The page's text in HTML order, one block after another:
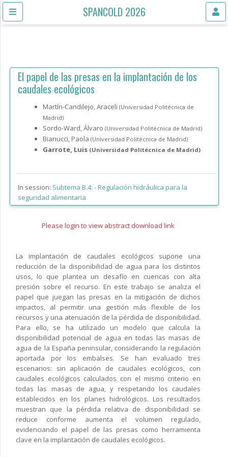
SPANCOLD 2026
El papel de las presas en la implantación de los
caudales ecológicos
Martín-Candilejo, Araceli (Universidad Politécnica de
Madrid)
Sordo-Ward, Álvaro (Universidad Politécnica de Madrid)
Bianucci, Paola (Universidad Politécnica de Madrid)
Garrote, Luis (Universidad Politécnica de Madrid)
In session: Subtema B.4: -Regulación hidráulica para la
seguridad alimentaria
Please login to view abstract download link
La implantación de caudales ecológicos supone una
reducción de la disponibilidad de agua para los distintos
usos, lo que plantea un desafío en cuencas con alta
presión sobre el recurso. En este trabajo se analiza el
papel que juegan las presas en la mitigación de dichos
impactos, al permitir una gestión más flexible de los
recursos y una atenuación de la pérdida de disponibilidad.
Para ello, se ha utilizado un modelo que calcula la
disponibilidad potencial de agua en todas las masas de
agua de la España peninsular, considerando la regulación
aportada por los embalses. Se han evaluado tres
escenarios: sin aplicación de caudales ecológicos, con
caudales ecológicos calculados con el mismo criterio en
todas las masas de agua, y respetando los caudales
establecidos en los planes hidrológicos. Los resultados
muestran que la pérdida relativa de disponibilidad se
reduce conforme aumenta el volumen regulado,
evidenciando el papel de las presas como herramienta
clave en la implantación de caudales ecológicos.